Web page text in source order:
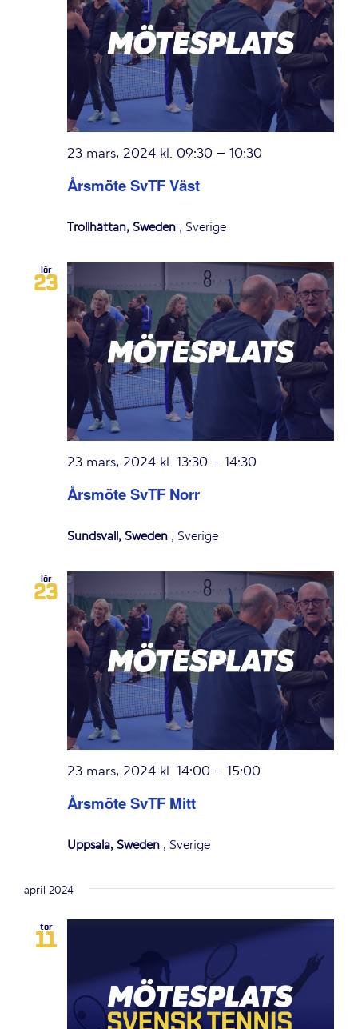
Årsmöte SvTF Väst
23 mars, 2024 kl. 09:30 – 10:30
Trollhättan, Sweden , Sverige
lör
23
Årsmöte SvTF Norr
23 mars, 2024 kl. 13:30 – 14:30
Sundsvall, Sweden , Sverige
lör
23
Årsmöte SvTF Mitt
23 mars, 2024 kl. 14:00 – 15:00
Uppsala, Sweden , Sverige
april 2024
tor
11